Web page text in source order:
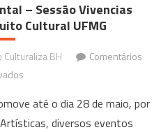
– Sessão Vivencias
Cultural UFMG
Culturaliza BH
Comentários
Arte
e
até o dia 28 de maio, por
diversos eventos